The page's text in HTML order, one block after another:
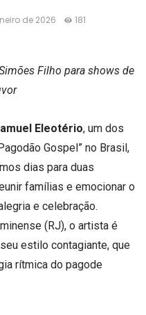
de 2026
181
Filho para shows de
Eleotério, um dos
Gospel” no Brasil,
dias para duas
famílias e emocionar o
e celebração.
(RJ), o artista é
estilo contagiante, que
rítmica do pagode